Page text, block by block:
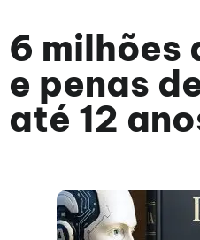
6 milhões
e penas
até 12